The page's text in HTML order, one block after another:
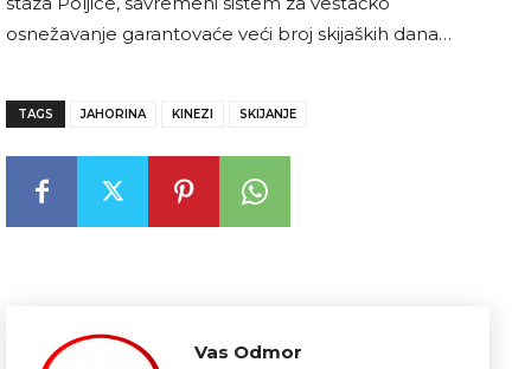
osnežavanje garantovaće veći broj skijaških dana…
TAGS JAHORINA KINEZI SKIJANJE
Vas Odmor